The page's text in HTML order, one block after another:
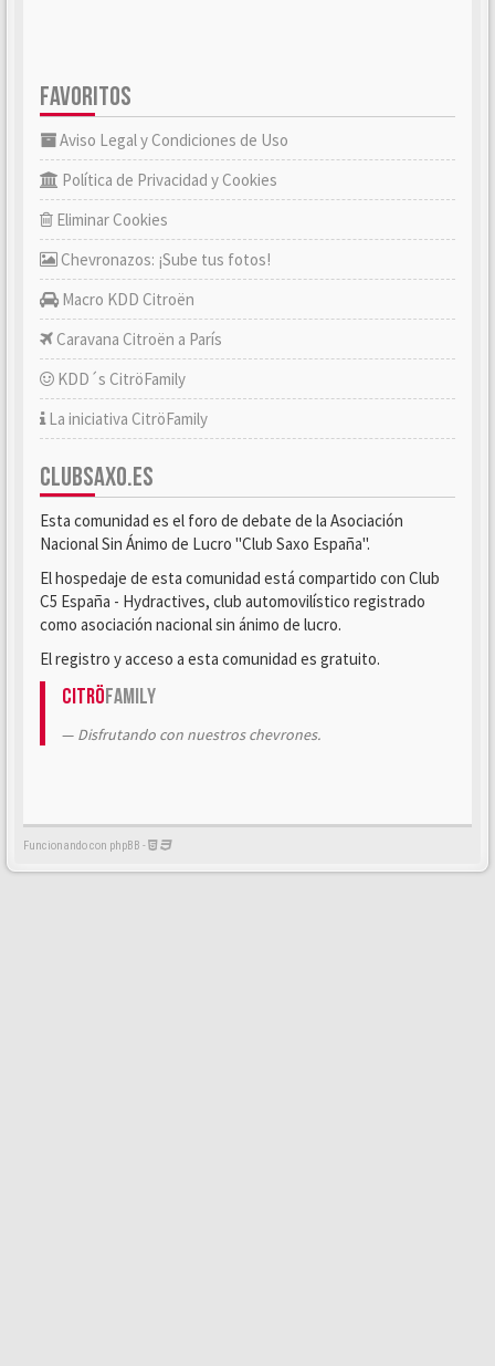
FAVORITOS
Aviso Legal y Condiciones de Uso
Política de Privacidad y Cookies
Eliminar Cookies
Chevronazos: ¡Sube tus fotos!
Macro KDD Citroën
Caravana Citroën a París
KDD´s CitröFamily
La iniciativa CitröFamily
CLUBSAXO.ES
Esta comunidad es el foro de debate de la Asociación
Nacional Sin Ánimo de Lucro "Club Saxo España".
El hospedaje de esta comunidad está compartido con Club
C5 España - Hydractives, club automovilístico registrado
como asociación nacional sin ánimo de lucro.
El registro y acceso a esta comunidad es gratuito.
CitröFamily
Disfrutando con nuestros chevrones.
Funcionando con phpBB -